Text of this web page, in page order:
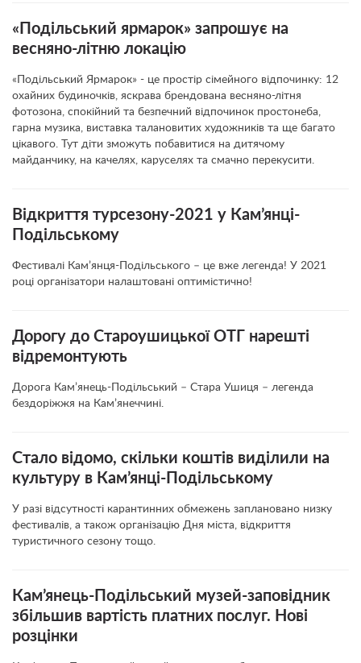
«Подільський ярмарок» запрошує на
весняно-літню локацію
«Подільський Ярмарок» - це простір сімейного відпочинку: 12
охайних будиночків, яскрава брендована весняно-літня
фотозона, спокійний та безпечний відпочинок простонеба,
гарна музика, виставка талановитих художників та ще багато
цікавого. Тут діти зможуть побавитися на дитячому
майданчику, на качелях, каруселях та смачно перекусити.
Відкриття турсезону-2021 у Кам’янці-
Подільському
Фестивалі Кам’янця-Подільського – це вже легенда! У 2021
році організатори налаштовані оптимістично!
Дорогу до Староушицької ОТГ нарешті
відремонтують
Дорога Кам’янець-Подільський – Стара Ушиця – легенда
бездоріжжя на Кам’янеччині.
Стало відомо, скільки коштів виділили на
культуру в Кам’янці-Подільському
У разі відсутності карантинних обмежень заплановано низку
фестивалів, а також організацію Дня міста, відкриття
туристичного сезону тощо.
Кам’янець-Подільський музей-заповідник
збільшив вартість платних послуг. Нові
розцінки